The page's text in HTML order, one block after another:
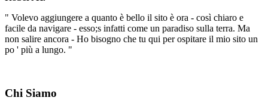
" Volevo aggiungere a quanto è bello il sito è ora - così chiaro e
facile da navigare - esso;s infatti come un paradiso sulla terra. Ma
non salire ancora - Ho bisogno che tu qui per ospitare il mio sito un
po ' più a lungo. "
Chi Siamo